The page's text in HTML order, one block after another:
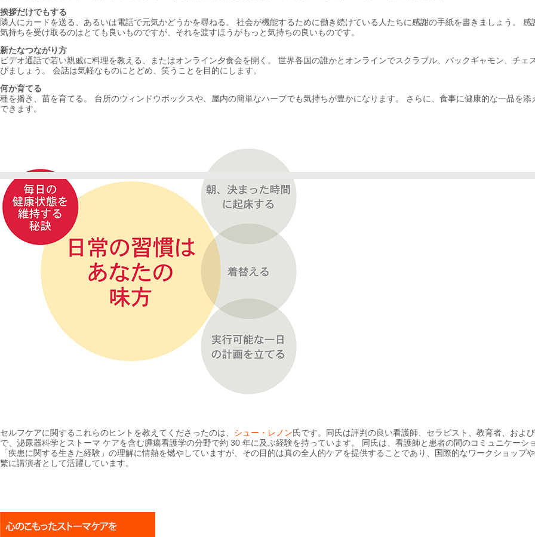
挨拶だけでもする
隣人にカードを送る、あるいは電話で元気かどうかを尋ねる。 社会が機能するために働き続けている人たちに感謝の手紙を書きましょう。 感
気持ちを受け取るのはとても良いものですが、それを渡すほうがもっと気持ちの良いものです。
新たなつながり方
ビデオ通話で若い親戚に料理を教える、またはオンライン夕食会を開く。 世界各国の誰かとオンラインでスクラブル、バックギャモン、チェ
びましょう。 会話は気軽なものにとどめ、笑うことを目的にします。
何か育てる
種を播き、苗を育てる。 台所のウィンドウボックスや、屋内の簡単なハーブでも気持ちが豊かになります。 さらに、食事に健康的な一品を添
できます。
セルフケアに関するこれらのヒントを教えてくださったのは、 シュー・レノン氏です。同氏は評判の良い看護師、セラピスト、教育者、およ
で、泌尿器科学とストーマ ケアを含む腫瘍看護学の分野で約 30 年に及ぶ経験を持っています。 同氏は、看護師と患者の間のコミュニケーショ
「疾患に関する生きた経験」の理解に情熱を燃やしていますが、その目的は真の全人的ケアを提供することであり、国際的なワークショップ
繁に講演者として活躍しています。